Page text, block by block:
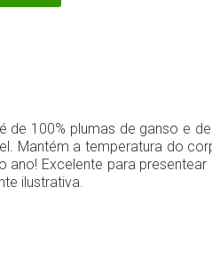
100% plumas de ganso e
Mantém a temperatura do
Excelente para
ilustrativa.